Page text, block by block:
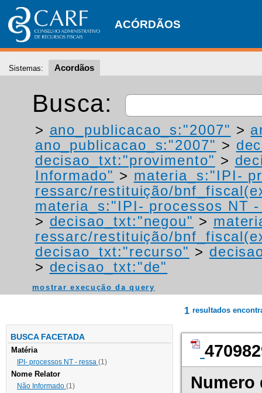
ACÓRDÃOS
Sistemas: Acordãos
Busca:
> ano_publicacao_s:"2007" >
ano_publicacao_s:"2007" >
decisao_txt:"provimento" >
Informado" > materia_s:"IPI-
ressarc/restituição/
materia_s:"IPI- processos NT
> decisao_txt:"negou" >
ressarc/restituição/
decisao_txt:"recurso" >
> decisao_txt:"de"
mostrar execução da query
BUSCA FACETADA
Matéria
IPI- processos NT - ressa (1)
Nome Relator
Não Informado (1)
1 resultados
Numero